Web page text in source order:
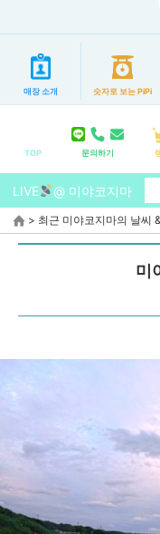
매장 소개 숫자로 보는 PiPi
TOP 문의하기
LIVE @ 미야코지마 【
> 최근 미야코지마의 날씨
미